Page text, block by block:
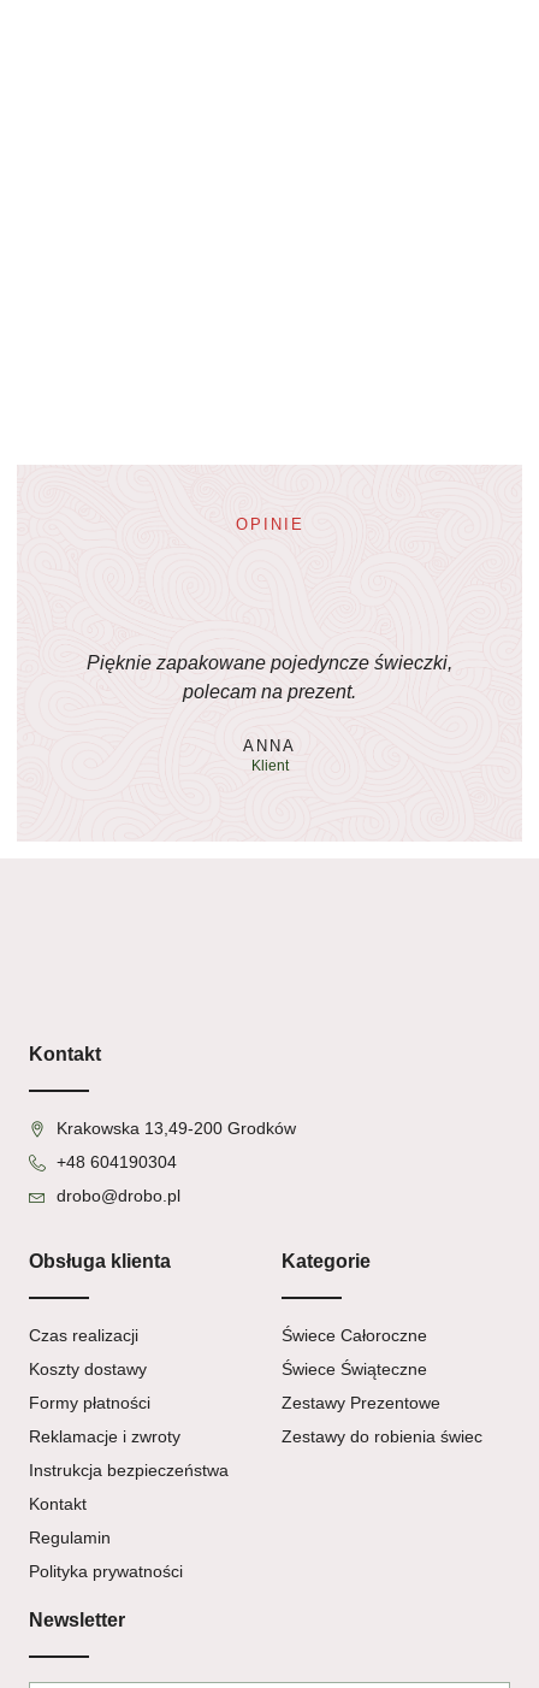
OPINIE
Pięknie zapakowane pojedyncze świeczki,
polecam na prezent.
ANNA
Klient
Kontakt
Krakowska 13,49-200 Grodków
+48 604190304
drobo@drobo.pl
Obsługa klienta
Czas realizacji
Koszty dostawy
Formy płatności
Reklamacje i zwroty
Instrukcja bezpieczeństwa
Kontakt
Regulamin
Polityka prywatności
Kategorie
Świece Całoroczne
Świece Świąteczne
Zestawy Prezentowe
Zestawy do robienia świec
Newsletter